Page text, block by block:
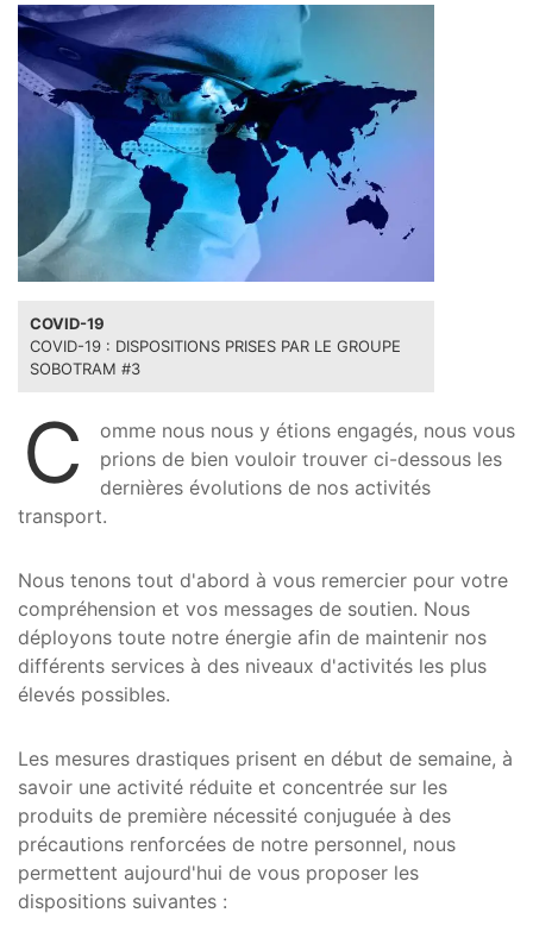
COVID-19
COVID-19 : DISPOSITIONS PRISES PAR LE GROUPE
SOBOTRAM #3
C
omme nous nous y étions engagés, nous vous
prions de bien vouloir trouver ci-dessous les
dernières évolutions de nos activités
transport.
Nous tenons tout d'abord à vous remercier pour votre
compréhension et vos messages de soutien. Nous
déployons toute notre énergie afin de maintenir nos
différents services à des niveaux d'activités les plus
élevés possibles.
Les mesures drastiques prisent en début de semaine, à
savoir une activité réduite et concentrée sur les
produits de première nécessité conjuguée à des
précautions renforcées de notre personnel, nous
permettent aujourd'hui de vous proposer les
dispositions suivantes :